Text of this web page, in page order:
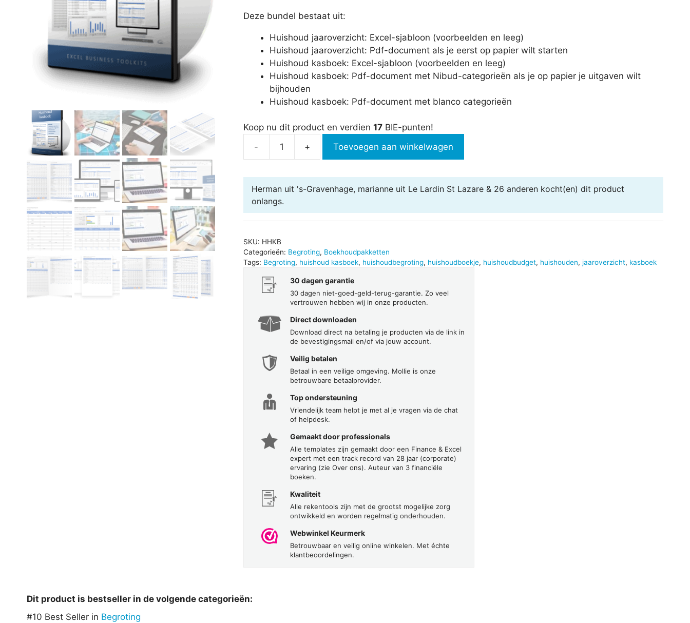
Deze bundel bestaat uit:
Huishoud jaaroverzicht: Excel-sjabloon (voorbeelden en leeg)
Huishoud jaaroverzicht: Pdf-document als je eerst op papier wilt starten
Huishoud kasboek: Excel-sjabloon (voorbeelden en leeg)
Huishoud kasboek: Pdf-document met Nibud-categorieën als je op papier je uitgaven wilt
bijhouden
Huishoud kasboek: Pdf-document met blanco categorieën
Koop nu dit product en verdien 17BIE-punten!
-
Huishoud
aantal
+ Toevoegen aan winkelwagen
Herman uit 's-Gravenhage, marianne uit Le Lardin St Lazare & 26 anderenkocht(en) dit product
onlangs.
SKU: HHKB
Categorieën: Begroting, Boekhoudpakketten
Tags: Begroting, huishoud kasboek, huishoudbegroting, huishoudboekje, huishoudbudget, huishouden, jaaroverzicht, kasboek
30 dagen garantie
30 dagen niet-goed-geld-terug-garantie. Zo veel
vertrouwen hebben wij in onze producten.
Direct downloaden
Download direct na betaling je producten via de link in
de bevestigingsmail en/of via jouw account.
Veilig betalen
Betaal in een veilige omgeving. Mollie is onze
betrouwbare betaalprovider.
Top ondersteuning
Vriendelijk team helpt je met al je vragen via de chat
of helpdesk.
Gemaakt door professionals
Alle templates zijn gemaakt door een Finance & Excel
expert met een track record van 28 jaar (corporate)
ervaring (zie Over ons). Auteur van 3 financiële
boeken.
Kwaliteit
Alle rekentools zijn met de grootst mogelijke zorg
ontwikkeld en worden regelmatig onderhouden.
Webwinkel Keurmerk
Betrouwbaar en veilig online winkelen. Met échte
klantbeoordelingen.
Dit product is bestseller in de volgende categorieën:
#10 Best Seller in Begroting